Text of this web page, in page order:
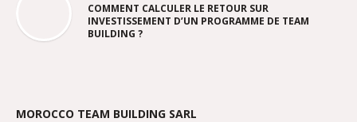
COMMENT CALCULER LE RETOUR SUR
INVESTISSEMENT D’UN PROGRAMME DE TEAM
BUILDING ?
MOROCCO TEAM BUILDING SARL